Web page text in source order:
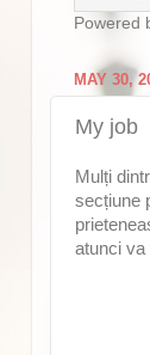
Powered
MAY 30,
My job
Mulți
secțiune
atunci va